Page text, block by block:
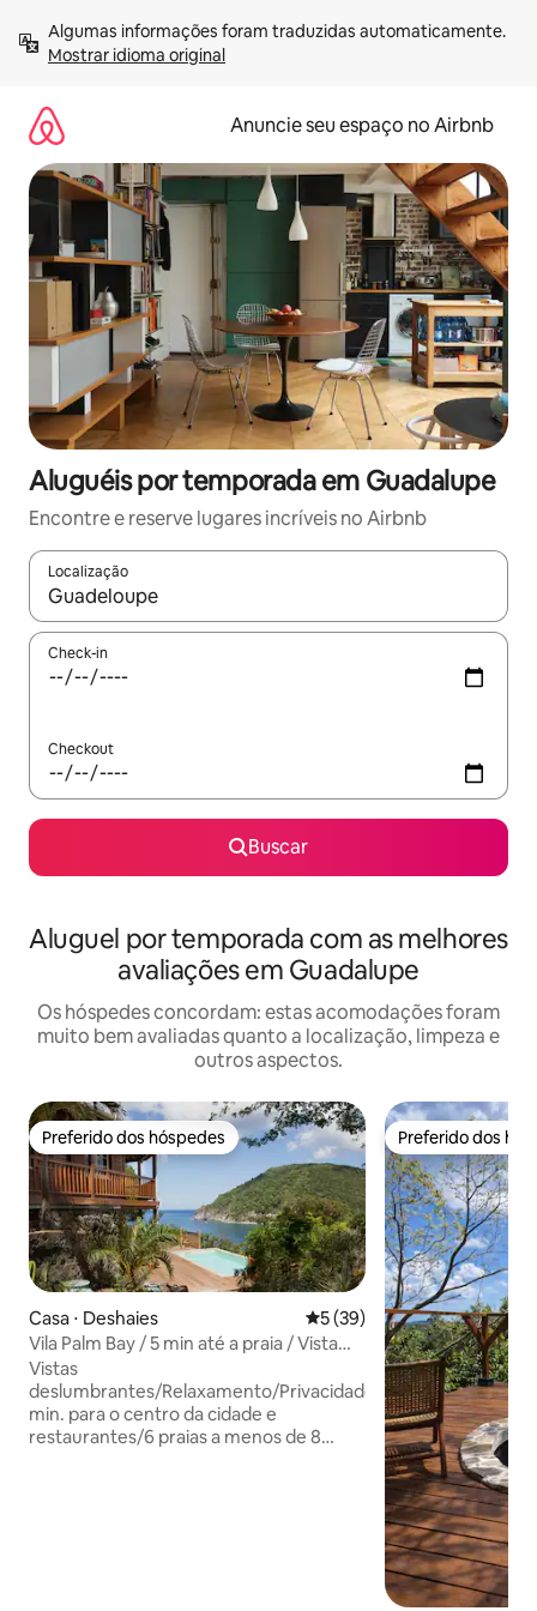
para
Mostrar idioma original
Anuncie seu espaço no Airbnb
Aluguéis por temporada em Guadalupe
Encontre e reserve lugares incríveis no Airbnb
Localização
Quando os resultados estiverem disponíveis, explore-os
Check-in
Checkout
Buscar
Aluguel por temporada com as melhores
avaliações em Guadalupe
Os hóspedes concordam: estas acomodações foram
muito bem avaliadas quanto a localização, limpeza e
outros aspectos.
Preferido dos hóspedes
Preferido dos hóspedes
Casa ⋅ Deshaies 5 de uma avaliação média
5 (39)
Vila Palm Bay / 5 min até a praia / Vista
panorâmica
Vistas
deslumbrantes/Relaxamento/Privacidade/3
min. para o centro da cidade e
restaurantes/6 praias a menos de 8
Preferido dos
Preferido dos